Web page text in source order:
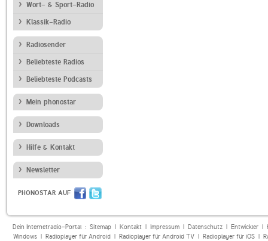
Wort- & Sport-Radio
Klassik-Radio
Radiosender
Beliebteste Radios
Beliebteste Podcasts
Mein phonostar
Downloads
Hilfe & Kontakt
Newsletter
PHONOSTAR AUF
Dein Internetradio-Portal : Sitemap| Kontakt| Impressum| Datenschutz| Entwickler|
Windows| Radioplayer für Android| Radioplayer für Android TV| Radioplayer für iOS|